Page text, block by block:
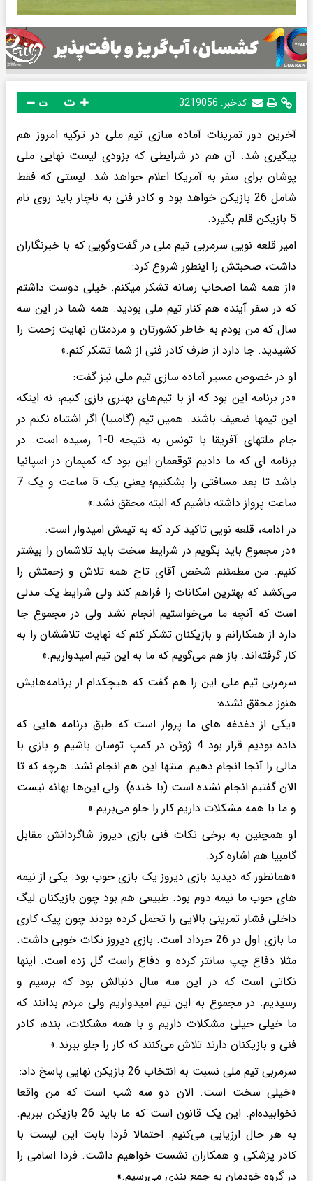
کدخبر: 3219056 ت
آخرین دور تمرینات آماده سازی تیم ملی در ترکیه امروز هم
پیگیری شد. آن هم در شرایطی که بزودی لیست نهایی ملی
پوشان برای سفر به آمریکا اعلام خواهد شد. لیستی که فقط
شامل 26 بازیکن خواهد بود و کادر فنی به ناچار باید روی نام
5 بازیکن قلم بگیرد.
امیر قلعه نویی سرمربی تیم ملی در گفت‌وگویی که با خبرنگاران
داشت، صحبتش را اینطور شروع کرد:
«از همه شما اصحاب رسانه تشکر میکنم. خیلی دوست داشتم
که در سفر آینده هم کنار تیم ملی بودید. همه شما در این سه
سال که من بودم به خاطر کشورتان و مردمتان نهایت زحمت را
کشیدید. جا دارد از طرف کادر فنی از شما تشکر کنم.»
او در خصوص مسیر آماده سازی تیم ملی نیز گفت:
«در برنامه این بود که از با تیم‌های بهتری بازی کنیم، نه اینکه
این تیمها ضعیف باشند. همین تیم (گامبیا) اگر اشتباه نکنم در
جام ملتهای آفریقا با تونس به نتیجه 0-1 رسیده است. در
برنامه ای که ما دادیم توقعمان این بود که کمپمان در اسپانیا
باشد تا بعد مسافتی را بشکنیم؛ یعنی یک 5 ساعت و یک 7
ساعت پرواز داشته باشیم که البته محقق نشد.»
در ادامه، قلعه نویی تاکید کرد که به تیمش امیدوار است:
«در مجموع باید بگویم در شرایط سخت باید تلاشمان را بیشتر
کنیم. من مطمئنم شخص آقای تاج همه تلاش و زحمتش را
می‌کشد که بهترین امکانات را فراهم کند ولی شرایط یک مدلی
است که آنچه ما می‌خواستیم انجام نشد ولی در مجموع جا
دارد از همکارانم و بازیکنان تشکر کنم که نهایت تلاششان را به
کار گرفته‌اند. باز هم می‌گویم که ما به این تیم امیدواریم.»
سرمربی تیم ملی این را هم گفت که هیچکدام از برنامه‌هایش
هنوز محقق نشده:
«یکی از دغدغه های ما پرواز است که طبق برنامه هایی که
داده بودیم قرار بود 4 ژوئن در کمپ توسان باشیم و بازی با
مالی را آنجا انجام دهیم. منتها این هم انجام نشد. هرچه که تا
الان گفتیم انجام نشده است (با خنده). ولی این‌ها بهانه نیست
و ما با همه مشکلات داریم کار را جلو می‌بریم.»
او همچنین به برخی نکات فنی بازی دیروز شاگردانش مقابل
گامبیا هم اشاره کرد:
«همانطور که دیدید بازی دیروز یک بازی خوب بود. یکی از نیمه
های خوب ما نیمه دوم بود. طبیعی هم بود چون بازیکنان لیگ
داخلی فشار تمرینی بالایی را تحمل کرده بودند چون پیک کاری
ما بازی اول در 26 خرداد است. بازی دیروز نکات خوبی داشت.
مثلا دفاع چپ سانتر کرده و دفاع راست گل زده است. اینها
نکاتی است که در این سه سال دنبالش بود که برسیم و
رسیدیم. در مجموع به این تیم امیدواریم ولی مردم بدانند که
ما خیلی خیلی مشکلات داریم و با همه مشکلات، بنده، کادر
فنی و بازیکنان دارند تلاش می‌کنند که کار را جلو ببرند.»
سرمربی تیم ملی نسبت به انتخاب 26 بازیکن نهایی پاسخ داد:
«خیلی سخت است. الان دو سه شب است که من واقعا
نخوابیده‌ام. این یک قانون است که ما باید 26 بازیکن ببریم.
به هر حال ارزیابی می‌کنیم. احتمالا فردا بابت این لیست با
کادر پزشکی و همکاران نشست خواهیم داشت. فردا اسامی را
در گروه خودمان به جمع بندی می‌رسیم.»